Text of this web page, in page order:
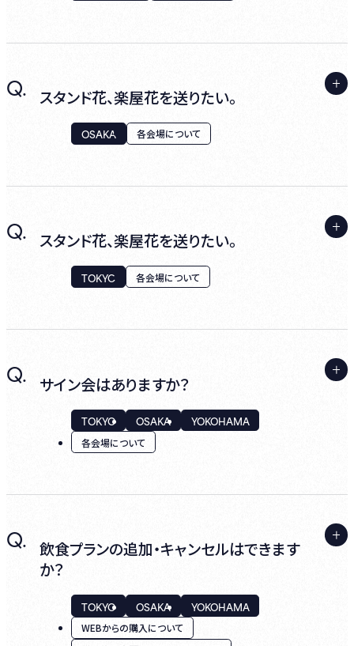
い。
店舗での受け取りは可能ですが、公演により、
お受け取りできない場合がございます。事前
に、各公演の詳細ページをご確認ください。
〒231-0003
神奈川県横浜市中区北仲通5丁目57番地2
KITANAKA BRICK&WHITE 1F
※撤去につきましては、公演日の翌日にご手
配ください。
Q. スタンド花、楽屋花を送りたい。
OSAKA 各会場について
店舗での受け取りは可能ですが、公演により、
お受け取りできない場合がございます。事前
に、各公演の詳細ページをご確認ください。
〒530-0001
大阪府大阪市北区梅田2-2-22 ハービスエン
トB2F
ビルボードライブ大阪 宛
Q. スタンド花、楽屋花を送りたい。
TOKYO 各会場について
店舗での受け取りは可能ですが、公演により、
お受け取りできない場合がございます。事前
に、各公演の詳細ページをご確認ください。
東京都港区赤坂9丁目7番4号 東京ミッドタ
ウン ガーデンテラス4F
Q. サイン会はありますか？
TOKYO OSAKA YOKOHAMA
各会場について
A.
事前に実施のご案内はいたしておりません。
Q.
飲食プランの追加・キャンセルはできます
か？
TOKYO OSAKA YOKOHAMA
WEBからの購入について